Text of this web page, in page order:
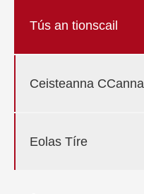
Tús an tionscail
Ceisteanna CCanna
Eolas Tíre